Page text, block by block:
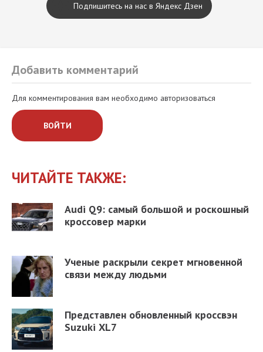
Подпишитесь на нас в Яндекс Дзен
Добавить комментарий
Для комментирования вам необходимо авторизоваться
ВОЙТИ
ЧИТАЙТЕ ТАКЖЕ:
Audi Q9: самый большой и роскошный
кроссовер марки
Ученые раскрыли секрет мгновенной
связи между людьми
Представлен обновленный кроссвэн
Suzuki XL7